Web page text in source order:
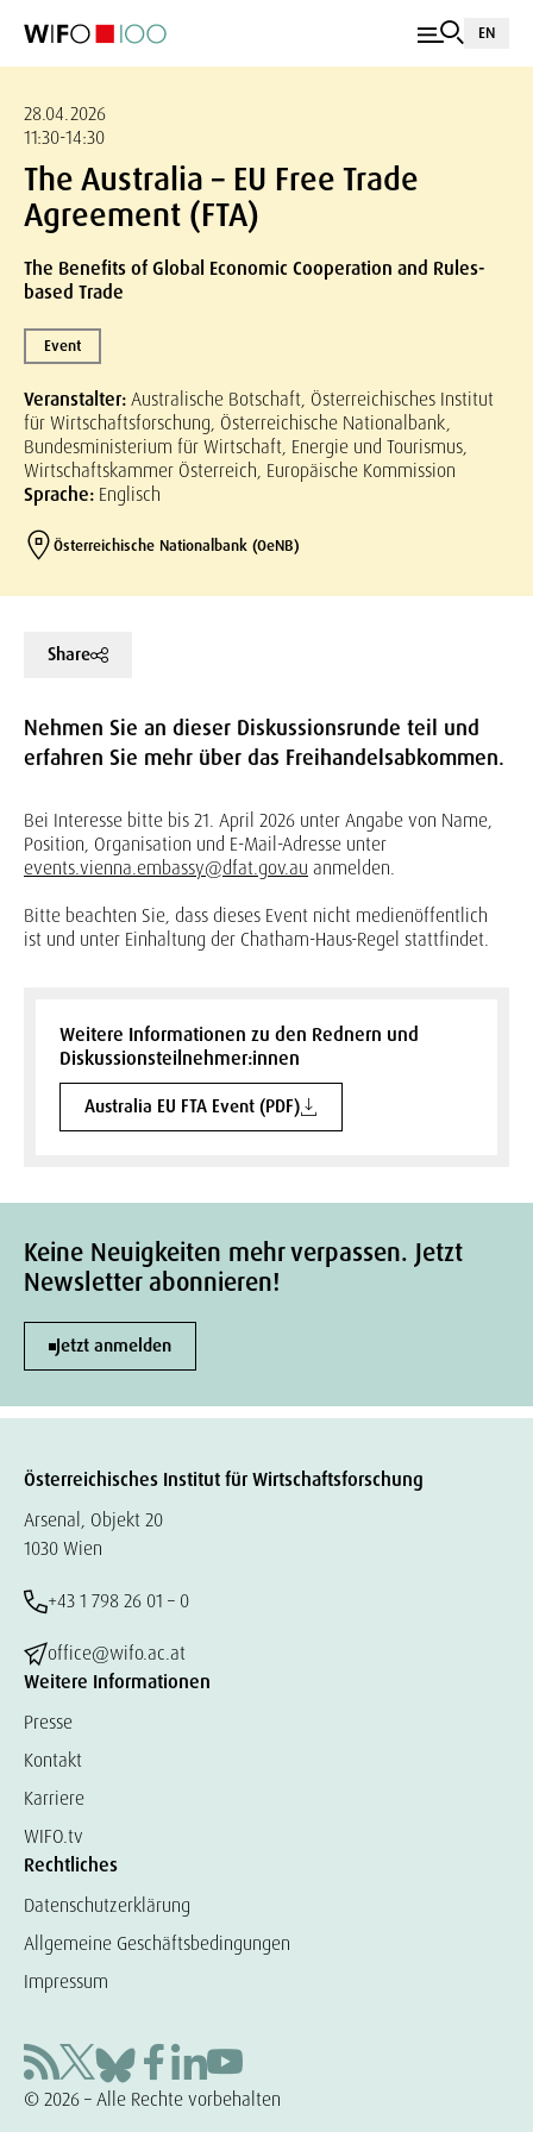
EN
28.04.2026
11:30-14:30
The Australia – EU Free Trade
Agreement (FTA)
The Benefits of Global Economic Cooperation and Rules-
based Trade
Event
Veranstalter:Australische Botschaft, Österreichisches Institut
für Wirtschaftsforschung, Österreichische Nationalbank,
Bundesministerium für Wirtschaft, Energie und Tourismus,
Wirtschaftskammer Österreich, Europäische Kommission
Sprache: Englisch
Österreichische Nationalbank (OeNB)
Share
Nehmen Sie an dieser Diskussionsrunde teil und
erfahren Sie mehr über das Freihandelsabkommen.
Bei Interesse bitte bis 21. April 2026 unter Angabe von Name,
Position, Organisation und E-Mail-Adresse unter
events.vienna.embassy@dfat.gov.au anmelden.
Bitte beachten Sie, dass dieses Event nicht medienöffentlich
ist und unter Einhaltung der Chatham-Haus-Regel stattfindet.
Weitere Informationen zu den Rednern und
Diskussionsteilnehmer:innen
Australia EU FTA Event (PDF)
Keine Neuigkeiten mehr verpassen. Jetzt
Newsletter abonnieren!
Jetzt anmelden
Österreichisches Institut für Wirtschaftsforschung
Arsenal, Objekt 20
1030 Wien
+43 1 798 26 01 – 0
office@wifo.ac.at
Weitere Informationen
Presse
Kontakt
Karriere
WIFO.tv
Rechtliches
Datenschutzerklärung
Allgemeine Geschäftsbedingungen
Impressum
© 2026 – Alle Rechte vorbehalten